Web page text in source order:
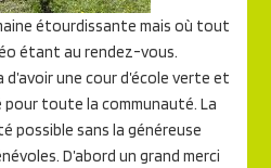
étourdissante mais où tout
étant au rendez-vous.
une cour d’école verte et
pour toute la communauté. La
possible sans la généreuse
D’abord un grand merci